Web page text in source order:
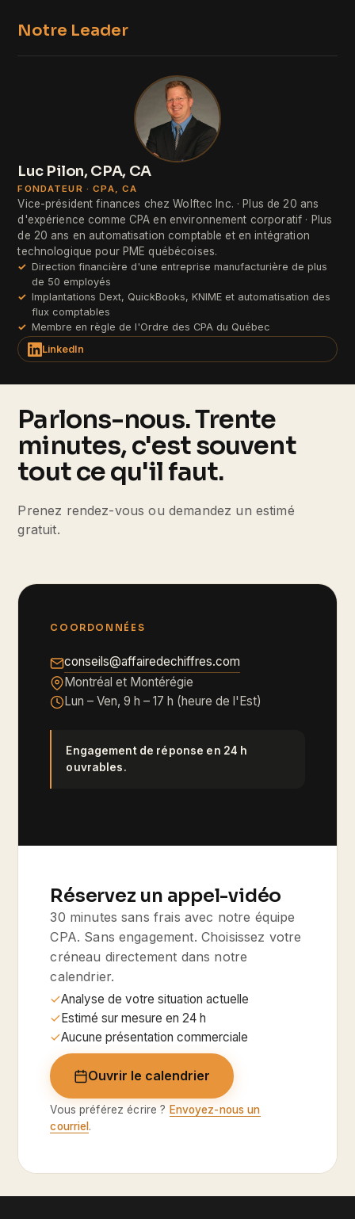
Notre Leader
Luc Pilon, CPA, CA
FONDATEUR · CPA, CA
Vice-président finances chez Wolftec Inc. · Plus de 20 ans
d'expérience comme CPA en environnement corporatif · Plus
de 20 ans en automatisation comptable et en intégration
technologique pour PME québécoises.
Direction financière d'une entreprise manufacturière de plus
de 50 employés
Implantations Dext, QuickBooks, KNIME et automatisation des
flux comptables
Membre en règle de l'Ordre des CPA du Québec
LinkedIn
Parlons-nous. Trente
minutes, c'est souvent
tout ce qu'il faut.
Prenez rendez-vous ou demandez un estimé
gratuit.
COORDONNÉES
conseils@affairedechiffres.com
Montréal et Montérégie
Lun – Ven, 9 h – 17 h (heure de l'Est)
Engagement de réponse en 24 h
ouvrables.
Réservez un appel-vidéo
30 minutes sans frais avec notre équipe
CPA. Sans engagement. Choisissez votre
créneau directement dans notre
calendrier.
Analyse de votre situation actuelle
Estimé sur mesure en 24 h
Aucune présentation commerciale
Ouvrir le calendrier
Vous préférez écrire ? Envoyez-nous un
courriel .